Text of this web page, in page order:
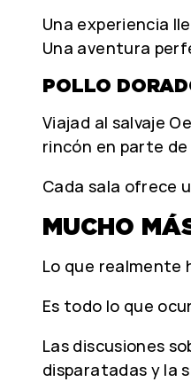
Una experiencia
Una aventura
POLLO
Viajad al salvaje
rincón en parte
Cada sala ofrece
MUCHO
Lo que realmente
Es todo lo que
Las discusiones
disparatadas y la